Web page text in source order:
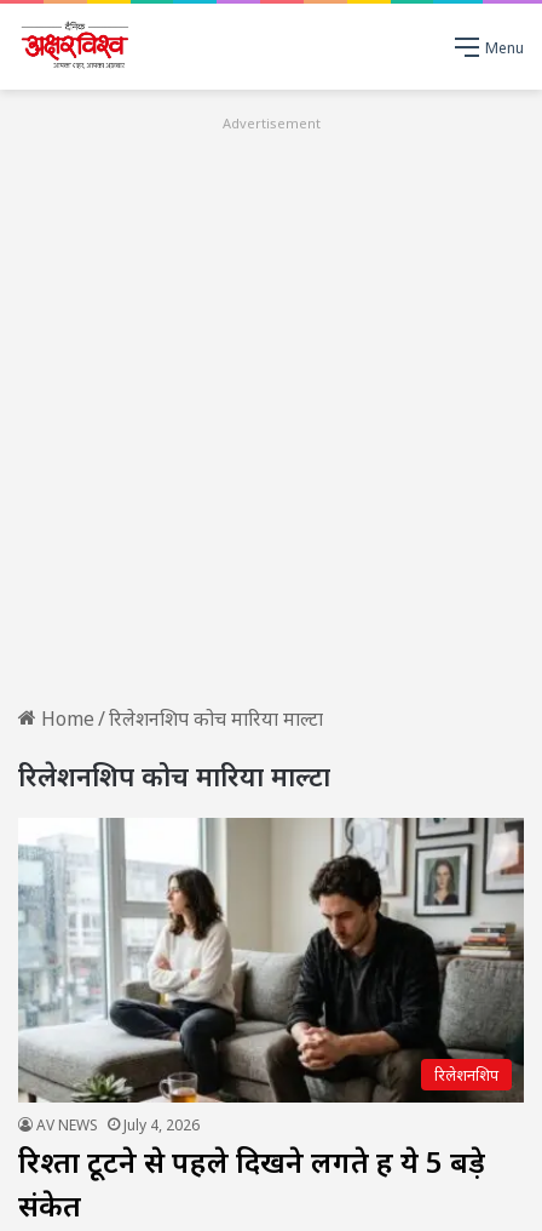
Menu
Advertisement
Home/रिलेशनशिप कोच मारिया माल्टा
रिलेशनशिप कोच मारिया माल्टा
रिलेशनशिप
AV NEWS July 4, 2026
रिश्ता टूटने से पहले दिखने लगते हैं ये 5 बड़े
संकेत